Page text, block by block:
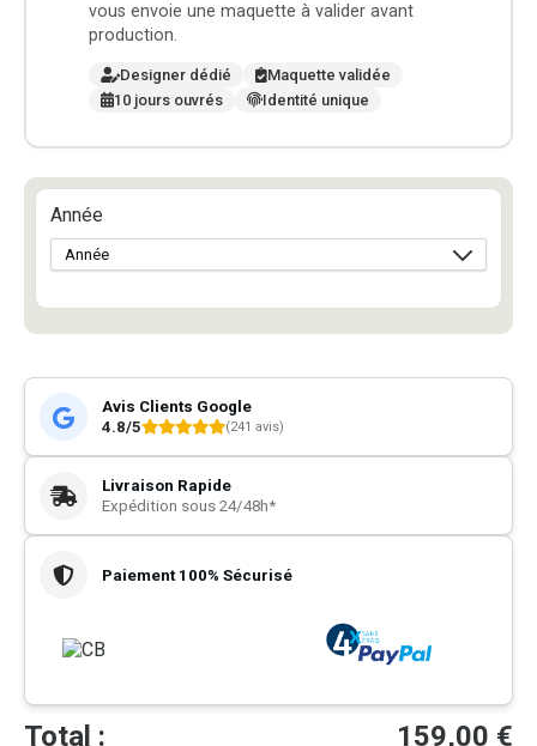
vous envoie une maquette à valider avant
production.
Designer dédié
Maquette validée
10 jours ouvrés
Identité unique
Année
Avis Clients Google
4.8/5
(241 avis)
Livraison Rapide
Expédition sous 24/48h*
Paiement 100% Sécurisé
Total : 159,00 €